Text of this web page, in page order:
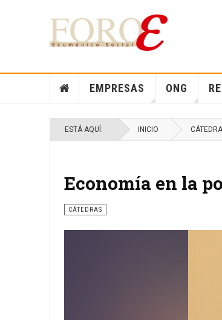
EMPRESAS ONG
ESTÁ AQUÍ: INICIO
Economía en la
CÁTEDRAS